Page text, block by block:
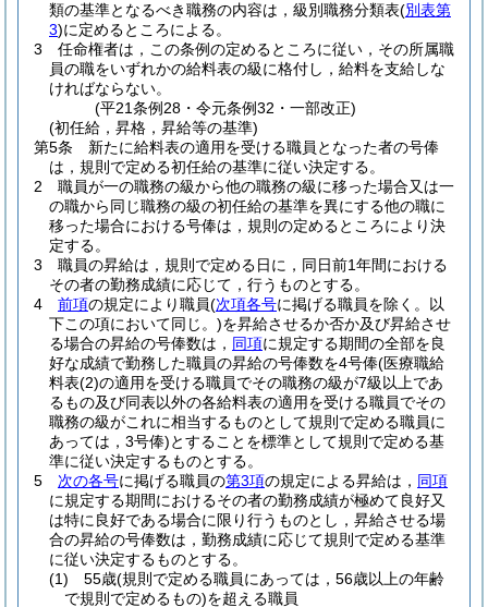
類の基準となるべき職務の内容は，級別職務分類表(別表第
3)に定めるところによる。
3
任命権者は，この条例の定めるところに従い，その所属職
員の職をいずれかの給料表の級に格付し，給料を支給しな
ければならない。
(平21条例28・令元条例32・一部改正)
(初任給，昇格，昇給等の基準)
第5条
新たに給料表の適用を受ける職員となった者の号俸
は，規則で定める初任給の基準に従い決定する。
2
職員が一の職務の級から他の職務の級に移った場合又は一
の職から同じ職務の級の初任給の基準を異にする他の職に
移った場合における号俸は，規則の定めるところにより決
定する。
3
職員の昇給は，規則で定める日に，同日前1年間における
その者の勤務成績に応じて，行うものとする。
4
前項の規定により職員(次項各号に掲げる職員を除く。以
下この項において同じ。)を昇給させるか否か及び昇給させ
る場合の昇給の号俸数は， 同項に規定する期間の全部を良
好な成績で勤務した職員の昇給の号俸数を4号俸(医療職給
料表(2)の適用を受ける職員でその職務の級が7級以上であ
るもの及び同表以外の各給料表の適用を受ける職員でその
職務の級がこれに相当するものとして規則で定める職員に
あっては，3号俸)とすることを標準として規則で定める基
準に従い決定するものとする。
5
次の各号に掲げる職員の第3項の規定による昇給は， 同項
に規定する期間におけるその者の勤務成績が極めて良好又
は特に良好である場合に限り行うものとし，昇給させる場
合の昇給の号俸数は，勤務成績に応じて規則で定める基準
に従い決定するものとする。
(1)
55歳(規則で定める職員にあっては，56歳以上の年齢
で規則で定めるもの)を超える職員